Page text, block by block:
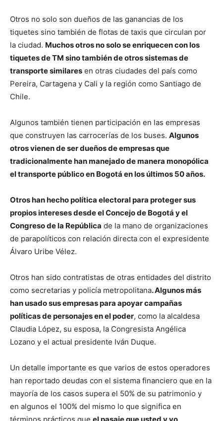
Otros no solo son dueños de las ganancias de los
tiquetes sino también de flotas de taxis que circulan por
la ciudad. Muchos otros no solo se enriquecen con los
tiquetes de TM sino también de otros sistemas de
transporte similares en otras ciudades del país como
Pereira, Cartagena y Cali y la región como Santiago de
Chile.
Algunos también tienen participación en las empresas
que construyen las carrocerías de los buses. Algunos
otros vienen de ser dueños de empresas que
tradicionalmente han manejado de manera monopólica
el transporte público en Bogotá en los últimos 50 años.
Otros han hecho política electoral para proteger sus
propios intereses desde el Concejo de Bogotá y el
Congreso de la República de la mano de organizaciones
de parapolíticos con relación directa con el expresidente
Álvaro Uribe Vélez.
Otros han sido contratistas de otras entidades del distrito
como secretarias y policía metropolitana. Algunos más
han usado sus empresas para apoyar campañas
políticas de personajes en el poder, como la alcaldesa
Claudia López, su esposa, la Congresista Angélica
Lozano y el actual presidente Iván Duque.
Un detalle importante es que varios de estos operadores
han reportado deudas con el sistema financiero que en la
mayoría de los casos supera el 50% de su patrimonio y
en algunos el 100% del mismo lo que significa en